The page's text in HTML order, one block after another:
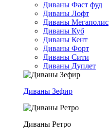
Диваны Фаст фуд
Диваны Лофт
Диваны Мегаполис
Диваны Куб
Диваны Кент
Диваны Форт
Диваны Сити
Диваны Дуплет
Диваны Зефир
Диваны Ретро